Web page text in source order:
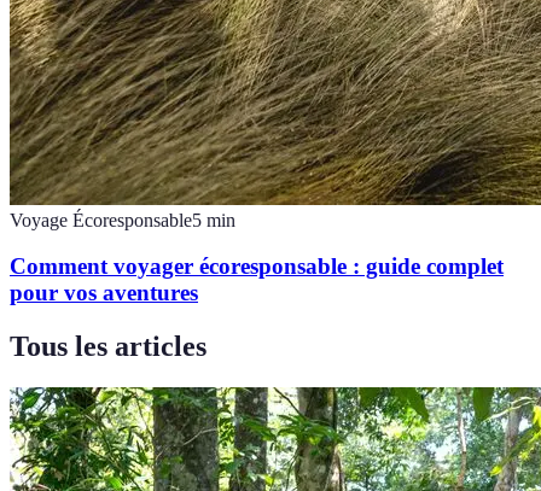
Voyage Écoresponsable5 min
Comment voyager écoresponsable : guide complet
pour vos aventures
Tous les articles